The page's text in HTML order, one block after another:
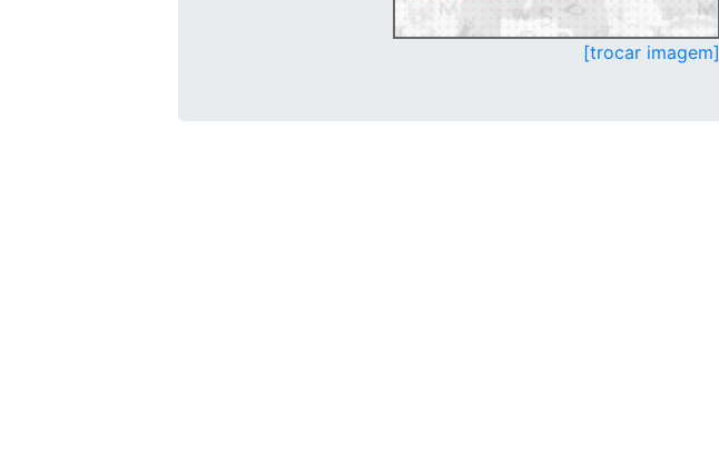
[trocar imagem]